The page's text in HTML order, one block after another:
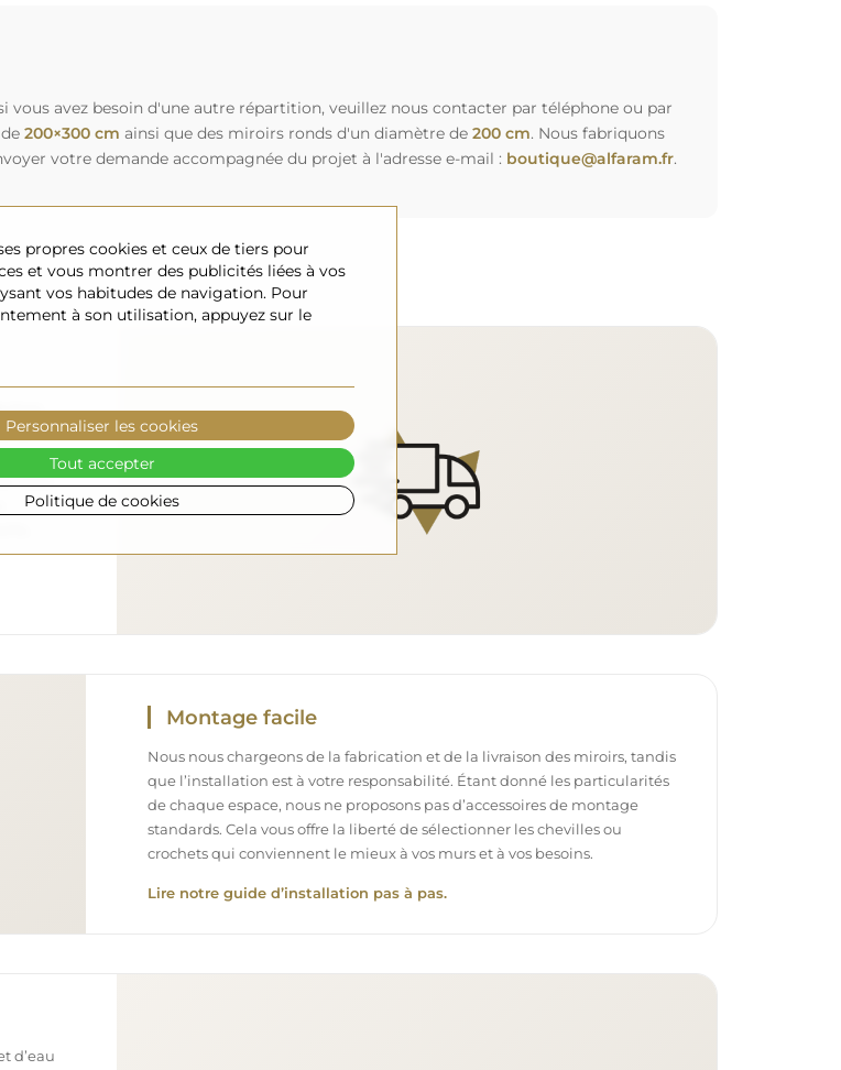
avez besoin d'une autre répartition, veuillez nous contacter par téléphone ou par
200×300 cm ainsi que des miroirs ronds d'un diamètre de 200 cm. Nous fabriquons
votre demande accompagnée du projet à l'adresse e-mail : boutique@alfaram.fr.
faire
nous
Montage facile
Nous nous chargeons de la fabrication et de la livraison des miroirs, tandis
que l’installation est à votre responsabilité. Étant donné les particularités
de chaque espace, nous ne proposons pas d’accessoires de montage
standards. Cela vous offre la liberté de sélectionner les chevilles ou
crochets qui conviennent le mieux à vos murs et à vos besoins.
Lire notre guide d’installation pas à pas.
d’eau
propres cookies et ceux de tiers pour
et vous montrer des publicités liées à vos
vos habitudes de navigation. Pour
à son utilisation, appuyez sur le
Politique de cookies
Personnaliser les cookies
Tout accepter